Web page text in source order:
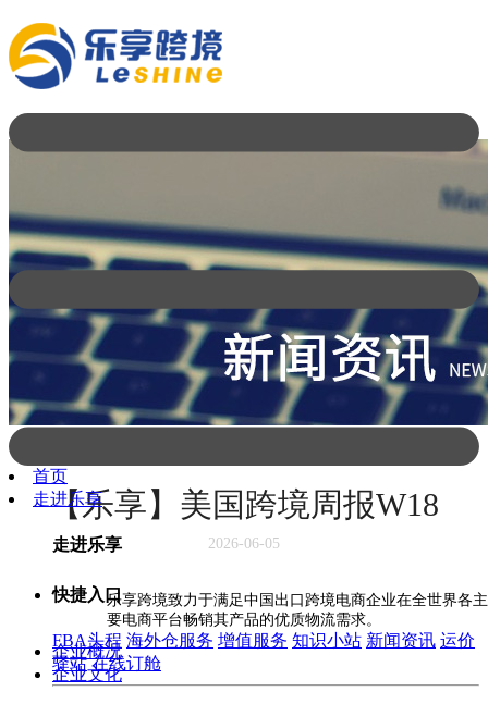
首页
走进乐享
走进乐享
乐享跨境致力于满足中国出口跨境电商企业在全世界各主
要电商平台畅销其产品的优质物流需求。
企业概况
企业文化
【乐享】美国跨境周报W18
2026-06-05
快捷入口
FBA头程 海外仓服务 增值服务 知识小站 新闻资讯 运价
驿站 在线订舱